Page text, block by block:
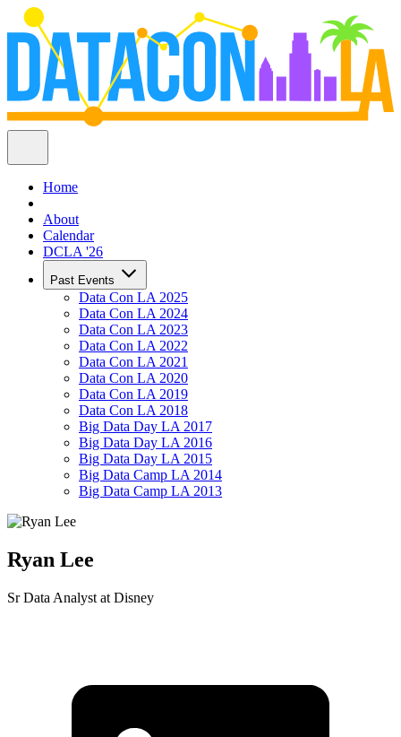
Home
About
Calendar
DCLA '26
Past Events
Data Con LA 2025
Data Con LA 2024
Data Con LA 2023
Data Con LA 2022
Data Con LA 2021
Data Con LA 2020
Data Con LA 2019
Data Con LA 2018
Big Data Day LA 2017
Big Data Day LA 2016
Big Data Day LA 2015
Big Data Camp LA 2014
Big Data Camp LA 2013
Ryan Lee
Sr Data Analyst at Disney